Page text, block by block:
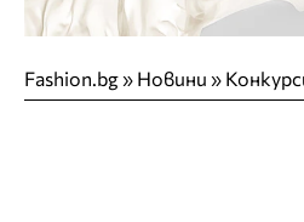
Fashion.bg» Новини »